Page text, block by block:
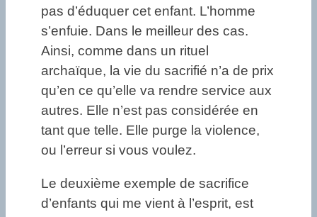
pas d’éduquer cet enfant. L’homme
s’enfuie. Dans le meilleur des cas.
Ainsi, comme dans un rituel
archaïque, la vie du sacrifié n’a de prix
qu’en ce qu’elle va rendre service aux
autres. Elle n’est pas considérée en
tant que telle. Elle purge la violence,
ou l’erreur si vous voulez.
Le deuxième exemple de sacrifice
d’enfants qui me vient à l’esprit, est